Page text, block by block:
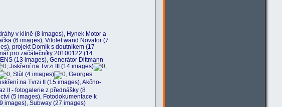
v klíně (8 images), Hynek Motor a
(6 images), Vilolet wand Novator (7
, projekt Domík s doutníkem (17
pro začátečníky 20100122 (14
(13 images), Generátor Dittmann
, Jiskření na Tvrzi III (14 images)
,
, Stůl (4 images) , Georges
na Tvrzi II (15 images),Akčno-
II - fotogalerie z přednášky (8
(5 images), Fotodokumentace k
images), Subway (27 images)